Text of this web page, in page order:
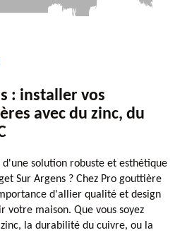
: installer vos
avec du zinc, du
d'une solution robuste et esthétique
Sur Argens ? Chez Pro gouttière
d'allier qualité et design
maison. Que vous soyez
la durabilité du cuivre, ou la